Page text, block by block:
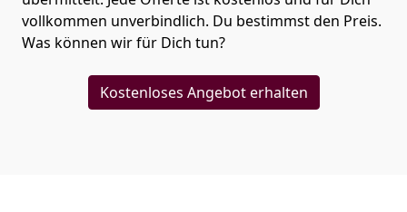
vollkommen unverbindlich. Du bestimmst den Preis.
Was können wir für Dich tun?
Kostenloses Angebot erhalten